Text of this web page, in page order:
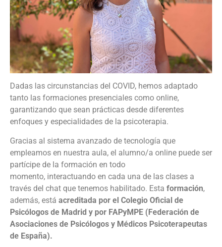
Dadas las circunstancias del COVID, hemos adaptado
tanto las formaciones presenciales como online,
garantizando que sean prácticas desde diferentes
enfoques y especialidades de la psicoterapia.
Gracias al sistema avanzado de tecnología que
empleamos en nuestra aula, el alumno/a online puede ser
partícipe de la formación en todo
momento, interactuando en cada una de las clases a
través del chat que tenemos habilitado. Esta formación,
además, está acreditada por el Colegio Oficial de
Psicólogos de Madrid y por FAPyMPE (Federación de
Asociaciones de Psicólogos y Médicos Psicoterapeutas
de España).